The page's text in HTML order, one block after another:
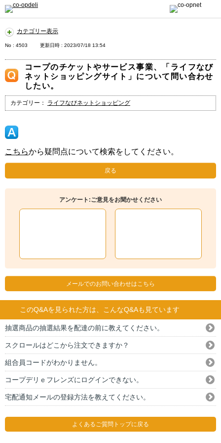
カテゴリー表示
No : 4503 更新日時 : 2023/07/18 13:54
コープのチケットやサービス事業、「ライフなび
ネットショッピングサイト」について問い合わせ
したい。
カテゴリー： ライフなびネットショッピング
こちらから疑問点について検索をしてください。
戻る
アンケート:ご意見をお聞かせください
メールでのお問い合わせはこちら
このQ&Aを見られた方は、こんなQ&Aも見ています
抽選商品の抽選結果を配達の前に教えてください。
スクロールはどこから注文できますか？
組合員コードがわかりません。
コープデリｅフレンズにログインできない。
宅配通知メールの登録方法を教えてください。
よくあるご質問トップに戻る